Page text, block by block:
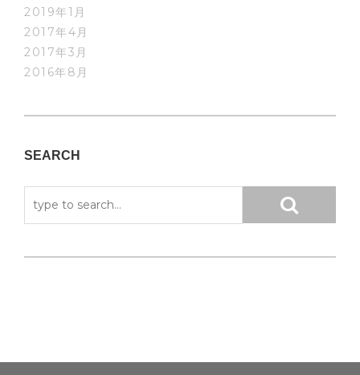
2019年1月
2017年4月
2017年3月
2016年8月
SEARCH